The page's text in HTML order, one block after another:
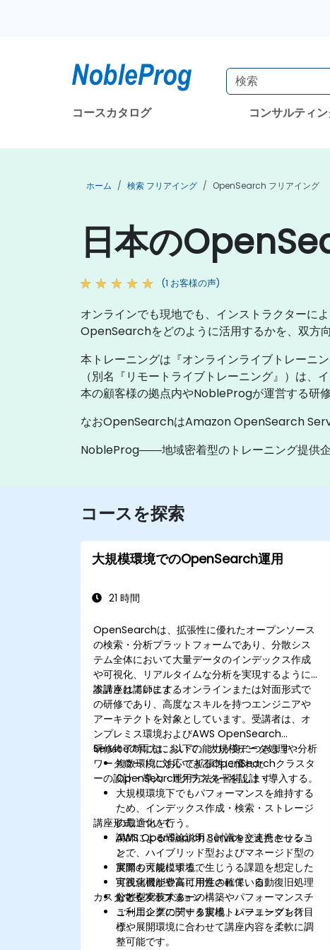
コースカタログ コンサルティ
ホーム 検索 フリアイング OpenSearch フリアイング
日本の
(1 お客様の声)
オンラインでも現地でも、インストラクターに
OpenSearchをどのように活用するかを、双方
本トレーニングは『オンラインライブトレーニ
（別名『リモートライブトレーニング』）は、
本の顧客様の拠点内やNobleProgが運営する研
なおOpenSearchはAmazon OpenSearch
NobleProg――地域密着型のトレーニング提供企
コースを探索
大規模環境でのOpenSearch運用
21 時間
OpenSearchは、拡張性に優れたオープンソース
の検索・分析プラットフォームであり、分散シス
テム全体において大量データのインデックス作成
や可視化、リアルタイムな分析を実現するように
設計されています。
本講座は講師によるオンラインまたは対面形式で
の研修であり、高度なスキルを持つエンジニアや
アーキテクトを対象としています。受講者は、オ
ンプレミス環境およびAWS OpenSearch
Serviceの両方において、大規模データ処理や分析
ワークロードに対応できるOpenSearchクラスタ
ーの設計・導入・運用方法を習得します。
研修終了時には、以下の能力が身につきます：
複数環境において拡張性に優れた
OpenSearchクラスターを設計・導入する。
大規模環境下でもパフォーマンスを維持する
ため、インデックス作成・検索・ストレージ
の最適化を行う。
AWS OpenSearch Serviceと連携させるこ
とで、ハイブリッド型およびマネージド型の
展開も可能にする。
可視化機能や高可用性の確保、自動復旧処理
などを実装する。
講座形式について
講師による理論説明と討議を交えたセッショ
ン。
実際の大規模環境で生じうる課題を想定した
実践演習が豊富に用意されている。
分散型クラスターの構築やパフォーマンスチ
ューニングに関する実地トレーニングも行
う。
カスタマイズオプション
ご利用企業のデータ規模、パフォーマンス目
標や展開環境に合わせて講座内容を柔軟に調
整可能です。